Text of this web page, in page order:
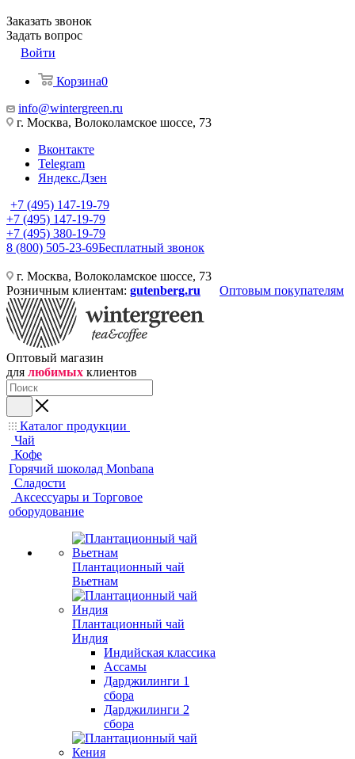
Заказать звонок
Задать вопрос
Войти
Корзина0
info@wintergreen.ru
г. Москва, Волоколамское шоссе, 73
Вконтакте
Telegram
Яндекс.Дзен
+7 (495) 147-19-79
+7 (495) 147-19-79
+7 (495) 380-19-79
8 (800) 505-23-69Бесплатный звонок
г. Москва, Волоколамское шоссе, 73
Розничным клиентам: gutenberg.ru Оптовым покупателям
Оптовый магазин
для любимых клиентов
Каталог продукции
Чай
Кофе
Горячий шоколад Monbana
Сладости
Аксессуары и Торговое
оборудование
Плантационный чай
Вьетнам
Плантационный чай
Индия
Индийская классика
Ассамы
Дарджилинги 1
сбора
Дарджилинги 2
сбора